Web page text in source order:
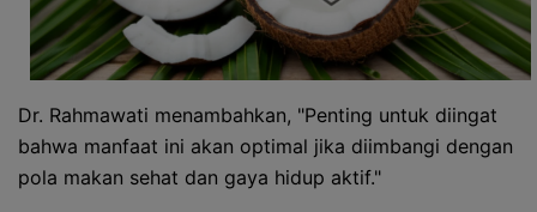
Dr. Rahmawati menambahkan, "Penting untuk diingat
bahwa manfaat ini akan optimal jika diimbangi dengan
pola makan sehat dan gaya hidup aktif."